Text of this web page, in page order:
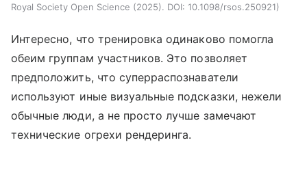
Royal Society Open Science (2025). DOI: 10.1098/rsos.250921
Интересно, что тренировка одинаково помогла
обеим группам участников. Это позволяет
предположить, что суперраспознаватели
используют иные визуальные подсказки, нежели
обычные люди, а не просто лучше замечают
технические огрехи рендеринга.